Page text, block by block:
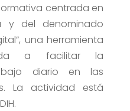
centrada en
y del denominado
una herramienta
a facilitar la
diario en las
La actividad está